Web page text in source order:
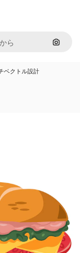
画像で
ベクトル設計